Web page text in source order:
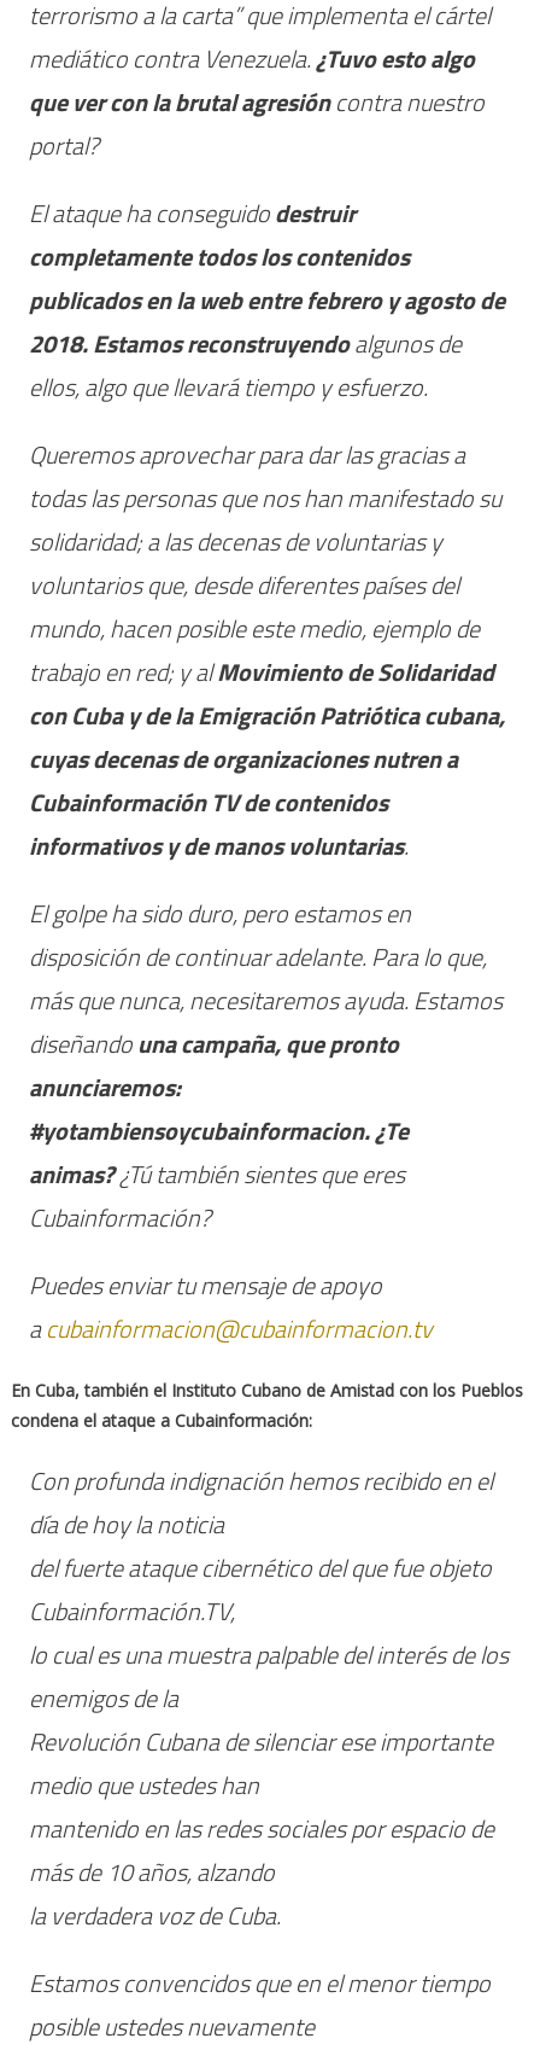
terrorismo a la carta” que implementa el cártel
mediático contra Venezuela.¿Tuvo esto algo
que ver con la brutal agresióncontra nuestro
portal?
El ataque ha conseguidodestruir
completamente todos los contenidos
publicados en la web entre febrero y agosto de
2018. Estamos reconstruyendoalgunos de
ellos, algo que llevará tiempo y esfuerzo.
Queremos aprovechar para dar las gracias a
todas las personas que nos han manifestado su
solidaridad; a las decenas de voluntarias y
voluntarios que, desde diferentes países del
mundo, hacen posible este medio, ejemplo de
trabajo en red; y alMovimiento de Solidaridad
con Cuba y de la Emigración Patriótica cubana,
cuyas decenas de organizaciones nutren a
Cubainformación TV de contenidos
informativos y de manos voluntarias.
El golpe ha sido duro, pero estamos en
disposición de continuar adelante. Para lo que,
más que nunca, necesitaremos ayuda. Estamos
diseñandouna campaña, que pronto
anunciaremos:
#yotambiensoycubainformacion. ¿Te
animas?¿Tú también sientes que eres
Cubainformación?
Puedes enviar tu mensaje de apoyo
acubainformacion@cubainformacion.tv
En Cuba, también el Instituto Cubano de Amistad con los Pueblos
condena el ataque a Cubainformación:
Con profunda indignación hemos recibido en el
día de hoy la noticia
del fuerte ataque cibernético del que fue objeto
Cubainformación.TV,
lo cual es una muestra palpable del interés de los
enemigos de la
Revolución Cubana de silenciar ese importante
medio que ustedes han
mantenido en las redes sociales por espacio de
más de 10 años, alzando
la verdadera voz de Cuba.
Estamos convencidos que en el menor tiempo
posible ustedes nuevamente